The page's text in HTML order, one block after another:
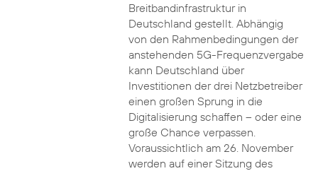
Breitbandinfrastruktur in
Deutschland gestellt. Abhängig
von den Rahmenbedingungen der
anstehenden 5G-Frequenzvergabe
kann Deutschland über
Investitionen der drei Netzbetreiber
einen großen Sprung in die
Digitalisierung schaffen – oder eine
große Chance verpassen.
Voraussichtlich am 26. November
werden auf einer Sitzung des